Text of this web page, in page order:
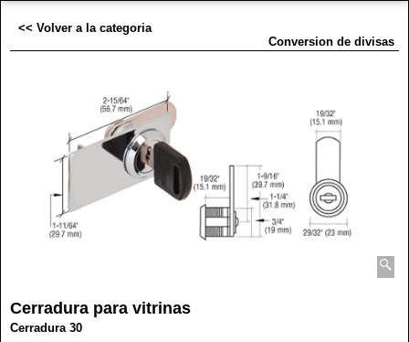
Conversion de divisas
<< Volver a la categoria
Cerradura para vitrinas
Cerradura 30